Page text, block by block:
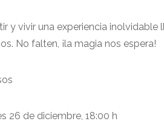
y vivir una experiencia inolvidable
No falten, ¡la magia nos espera!
26 de diciembre, 18:00 h